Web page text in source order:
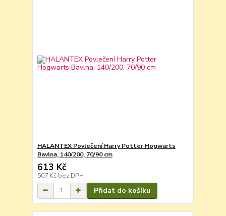
HALANTEX Povlečení Harry Potter Hogwarts
Bavlna, 140/200, 70/90 cm
613 Kč
507 Kč bez DPH
Přidat do košíku